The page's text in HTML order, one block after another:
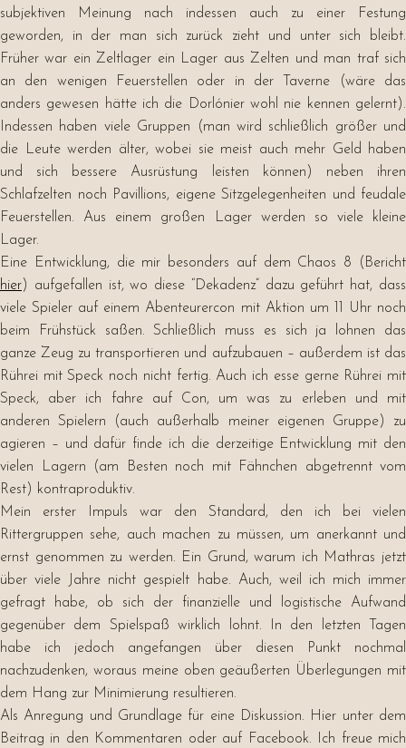
subjektiven Meinung nach indessen auch zu einer Festung
geworden, in der man sich zurück zieht und unter sich bleibt.
Früher war ein Zeltlager ein Lager aus Zelten und man traf sich
an den wenigen Feuerstellen oder in der Taverne (wäre das
anders gewesen hätte ich die Dorlónier wohl nie kennen gelernt).
Indessen haben viele Gruppen (man wird schließlich größer und
die Leute werden älter, wobei sie meist auch mehr Geld haben
und sich bessere Ausrüstung leisten können) neben ihren
Schlafzelten noch Pavillions, eigene Sitzgelegenheiten und feudale
Feuerstellen. Aus einem großen Lager werden so viele kleine
Lager.
Eine Entwicklung, die mir besonders auf dem Chaos 8 (Bericht
hier) aufgefallen ist, wo diese “Dekadenz” dazu geführt hat, dass
viele Spieler auf einem Abenteurercon mit Aktion um 11 Uhr noch
beim Frühstück saßen. Schließlich muss es sich ja lohnen das
ganze Zeug zu transportieren und aufzubauen – außerdem ist das
Rührei mit Speck noch nicht fertig. Auch ich esse gerne Rührei mit
Speck, aber ich fahre auf Con, um was zu erleben und mit
anderen Spielern (auch außerhalb meiner eigenen Gruppe) zu
agieren – und dafür finde ich die derzeitige Entwicklung mit den
vielen Lagern (am Besten noch mit Fähnchen abgetrennt vom
Rest) kontraproduktiv.
Mein erster Impuls war den Standard, den ich bei vielen
Rittergruppen sehe, auch machen zu müssen, um anerkannt und
ernst genommen zu werden. Ein Grund, warum ich Mathras jetzt
über viele Jahre nicht gespielt habe. Auch, weil ich mich immer
gefragt habe, ob sich der finanzielle und logistische Aufwand
gegenüber dem Spielspaß wirklich lohnt. In den letzten Tagen
habe ich jedoch angefangen über diesen Punkt nochmal
nachzudenken, woraus meine oben geäußerten Überlegungen mit
dem Hang zur Minimierung resultieren.
Als Anregung und Grundlage für eine Diskussion. Hier unter dem
Beitrag in den Kommentaren oder auf Facebook. Ich freue mich